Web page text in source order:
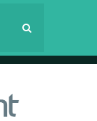
la 15:00.